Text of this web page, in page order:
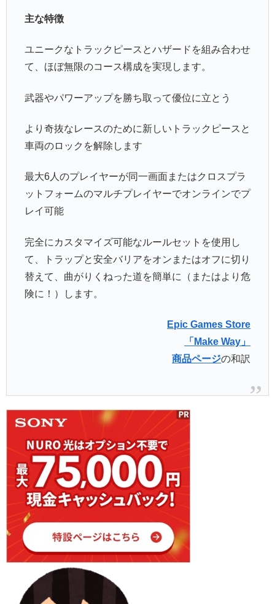
主な特徴
ユニークなトラックピースとハザードを組み合わせ
て、ほぼ無限のコース構成を実現します。
武器やパワーアップを勝ち取って優位に立とう
より奇抜なレースのために新しいトラックピースと
車両のロックを解除します
最大6人のプレイヤーが同一画面またはクロスプラ
ットフォームのマルチプレイヤーでオンラインでプ
レイ可能
完全にカスタマイズ可能なルールセットを使用し
て、トラップと安全バリアをオンまたはオフに切り
替えて、曲がりくねった道を簡単に（またはより危
険に！）します。
Epic Games Store
「Make Way」
商品ページの和訳